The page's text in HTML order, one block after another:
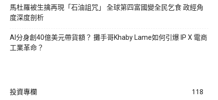
馬杜羅被生擒再現「石油詛咒」 全球第四富國變全民乞食 政經角
度深度剖析
AI分身創40億美元帶貨額？ 攤手哥Khaby Lame如何引爆 IP X 電商
工業革命？
投資專欄
118